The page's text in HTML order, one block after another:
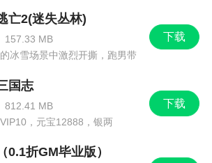
偏向于单机玩法的二次元手游不
有趣的莫过于在学园都市大地图中
行多人实时冒险任务。玩家间的
常用心。除了聊天以外，玩家间
表话题，有点类似微博的玩法
动漫小说改编而来，大家熟悉的角
下载
亡2(迷失丛林)
157.33 MB
冰雪场景中激烈开撕，跑男带
下载
国志
812.41 MB
VIP10，元宝12888，银两
0.1折GM毕业版）